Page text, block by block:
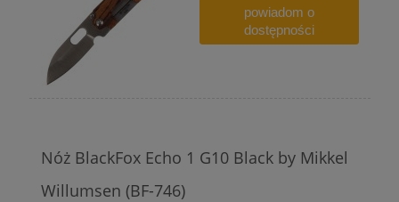
powiadom o
dostępności
Nóż BlackFox Echo 1 G10 Black by Mikkel
Willumsen (BF-746)